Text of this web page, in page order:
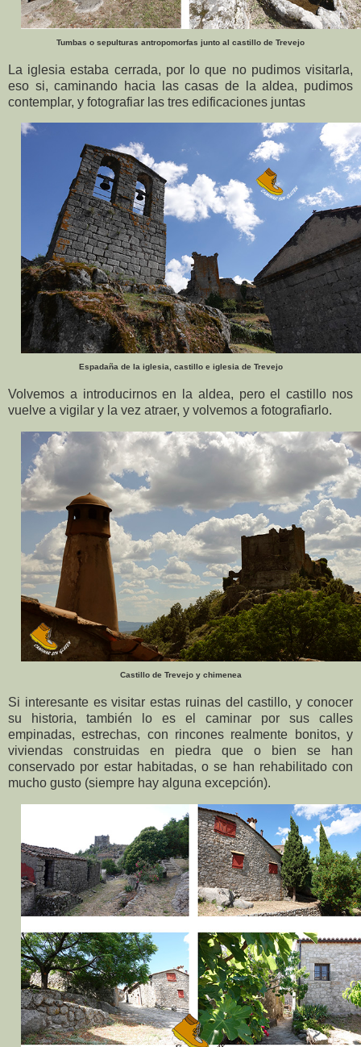
Tumbas o sepulturas antropomorfas junto al castillo de Trevejo
La iglesia estaba cerrada, por lo que no pudimos visitarla,
eso si, caminando hacia las casas de la aldea, pudimos
contemplar, y fotografiar las tres edificaciones juntas
Espadaña de la iglesia, castillo e iglesia de Trevejo
Volvemos a introducirnos en la aldea, pero el castillo nos
vuelve a vigilar y la vez atraer, y volvemos a fotografiarlo.
Castillo de Trevejo y chimenea
Si interesante es visitar estas ruinas del castillo, y conocer
su historia, también lo es el caminar por sus calles
empinadas, estrechas, con rincones realmente bonitos, y
viviendas construidas en piedra que o bien se han
conservado por estar habitadas, o se han rehabilitado con
mucho gusto (siempre hay alguna excepción).